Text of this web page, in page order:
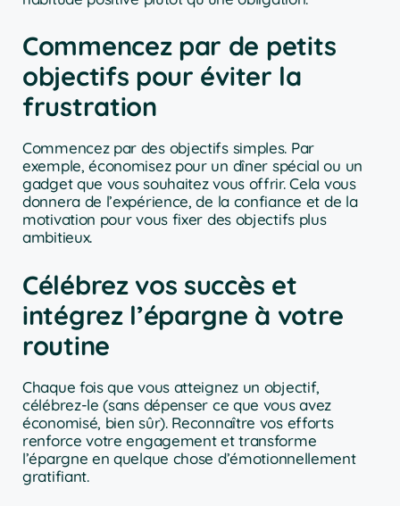
Commencez par de petits
objectifs pour éviter la
frustration
Commencez par des objectifs simples. Par
exemple, économisez pour un dîner spécial ou un
gadget que vous souhaitez vous offrir. Cela vous
donnera de l’expérience, de la confiance et de la
motivation pour vous fixer des objectifs plus
ambitieux.
Célébrez vos succès et
intégrez l’épargne à votre
routine
Chaque fois que vous atteignez un objectif,
célébrez-le (sans dépenser ce que vous avez
économisé, bien sûr). Reconnaître vos efforts
renforce votre engagement et transforme
l’épargne en quelque chose d’émotionnellement
gratifiant.